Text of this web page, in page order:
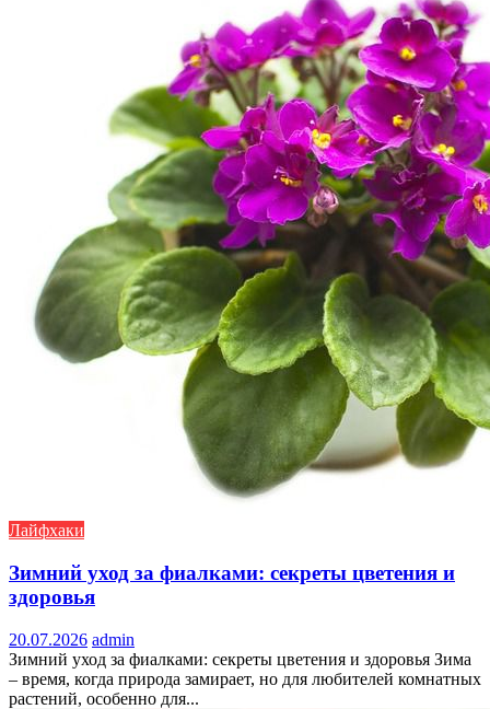
Лайфхаки
Зимний уход за фиалками: секреты цветения и
здоровья
20.07.2026 admin
Зимний уход за фиалками: секреты цветения и здоровья Зима
– время, когда природа замирает, но для любителей комнатных
растений, особенно для...